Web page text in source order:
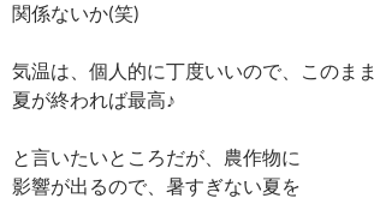
関係ないか(笑)
気温は、個人的に丁度いいので、このまま
夏が終われば最高♪
と言いたいところだが、農作物に
影響が出るので、暑すぎない夏を